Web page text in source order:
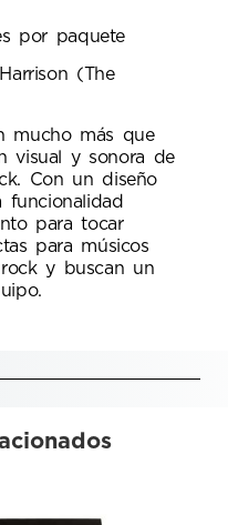
por paquete
(The
mucho más que
visual y sonora de
Con un diseño
funcionalidad
para tocar
para músicos
y buscan un